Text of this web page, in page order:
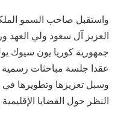
واستقبل صاحب السمو
العزيز آل سعود ولي
جمهورية كوريا يون سيوك
عقدا جلسة مباحثات رسمية
وسبل تعزيزها وتطويرها
النظر حول القضايا